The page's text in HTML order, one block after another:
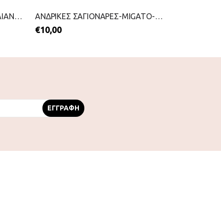
ΑΝΔΡΙΚΕΣ ΣΑΓΙΟΝΑΡΕΣ-HAVAIANAS-2199-0247-ΜΠΛΕ ΑΝΔΡΙΚΕΣ ΣΑΓΙΟΝΑΡΕΣ-MIGATO-2199-0414-ΜΠΛΕ
€10,00